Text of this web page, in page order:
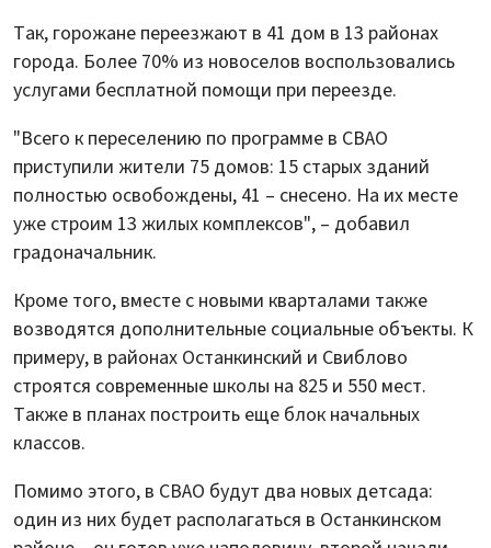
Так, горожане переезжают в 41 дом в 13 районах
города. Более 70% из новоселов воспользовались
услугами бесплатной помощи при переезде.
"Всего к переселению по программе в СВАО
приступили жители 75 домов: 15 старых зданий
полностью освобождены, 41 – снесено. На их месте
уже строим 13 жилых комплексов", – добавил
градоначальник.
Кроме того, вместе с новыми кварталами также
возводятся дополнительные социальные объекты. К
примеру, в районах Останкинский и Свиблово
строятся современные школы на 825 и 550 мест.
Также в планах построить еще блок начальных
классов.
Помимо этого, в СВАО будут два новых детсада:
один из них будет располагаться в Останкинском